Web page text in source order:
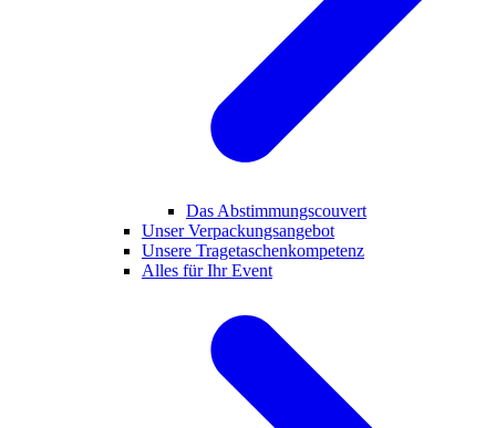
Das Abstimmungscouvert
Unser Verpackungsangebot
Unsere Tragetaschenkompetenz
Alles für Ihr Event